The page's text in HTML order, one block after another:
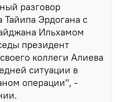
разговор
Эрдогана с
Ильхамом
президент
коллеги Алиева
ситуации в
операции", -